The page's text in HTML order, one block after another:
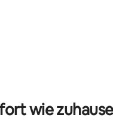
5 von 5, 13
wie